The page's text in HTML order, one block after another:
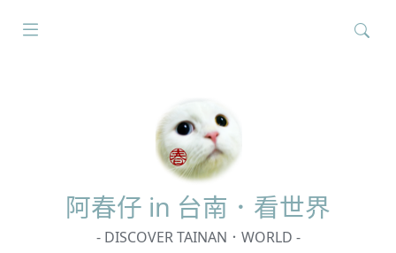
阿春仔 in 台南．看世界
- DISCOVER TAINAN．WORLD -